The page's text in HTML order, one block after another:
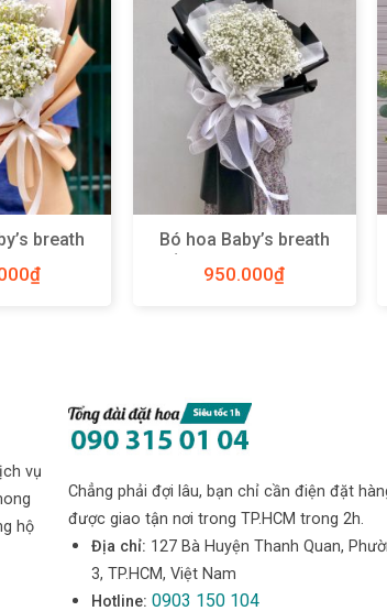
breath
L – Y43
₫
Bó hoa Baby’s breath
trắng Hà Lan size L –
Y48
950.000₫
vụ
hộ
Chẳng phải đợi lâu, bạn chỉ cần điện đặt
được giao tận nơi trong TP.HCM trong 2h.
Địa chỉ: 127 Bà Huyện Thanh Quan,
3, TP.HCM, Việt Nam
Hotline: 0903 150 104